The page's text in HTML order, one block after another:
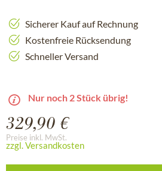
Sicherer Kauf auf Rechnung
Kostenfreie Rücksendung
Schneller Versand
Nur noch 2 Stück übrig!
329,90 €
Preise inkl. MwSt.
zzgl. Versandkosten